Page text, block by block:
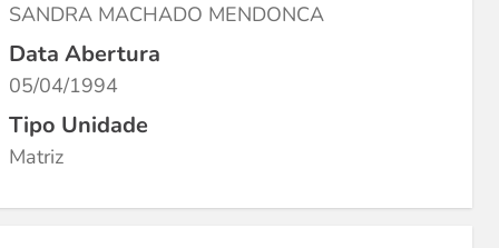
SANDRA MACHADO MENDONCA
Data Abertura
05/04/1994
Tipo Unidade
Matriz